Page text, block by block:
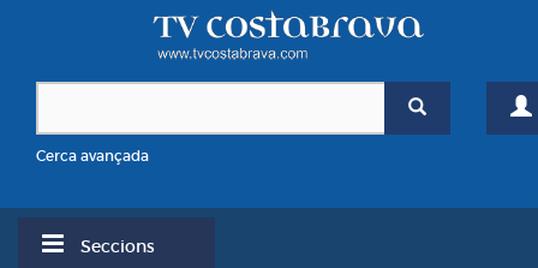
Cerca avançada
Seccions